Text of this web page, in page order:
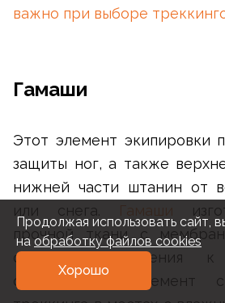
важно при выборе
Гамаши
Этот элемент экипировки
защиты ног, а также
нижней части штанин от
или снега.
прочной ткани с
системой крепления
обязательный элемент
Продолжая использовать сайт,
наобработку файлов cookies
Хорошо